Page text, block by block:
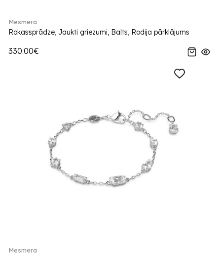
Mesmera
Rokassprādze, Jaukti griezumi, Balts, Rodija pārklājums
330.00€
Mesmera